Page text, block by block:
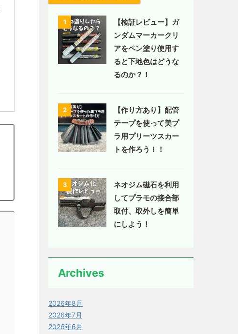
1
【検証レビュー】ガ
ンダムマーカークリ
アをペン塗り使用す
ると下地色はどうな
るのか？！
2
【作り方あり】配管
テープを使って美プ
ラ用プリーツスカー
トを作ろう！！
3
ネオジム磁石を利用
してプラモの接合部
取付、取外しを簡単
にしよう！
Archives
2026年8月
2026年7月
2026年6月